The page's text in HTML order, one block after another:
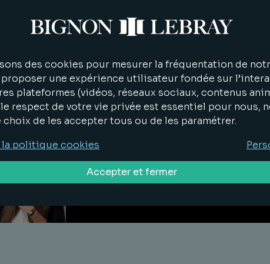
Delphine
Nowak
Associé
Victoria
Stoop
des cookies pour mesurer la fréquentation de
une expérience utilisateur fondée sur
plateformes (vidéos, réseaux sociaux, contenus
respect de votre vie privée est essentiel pour nous,
choix de les accepter tous ou de les paramétrer.
politique cookies
Accepter et fermer